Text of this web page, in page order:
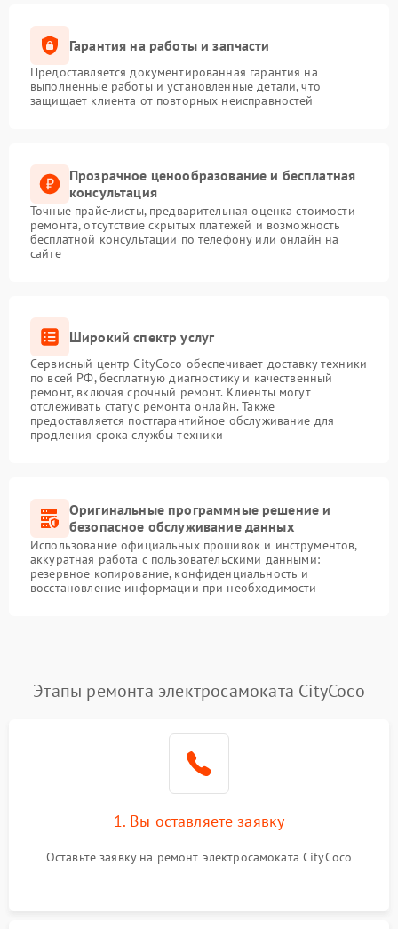
Гарантия на работы и запчасти
Предоставляется документированная гарантия на
выполненные работы и установленные детали, что
защищает клиента от повторных неисправностей
Прозрачное ценообразование и бесплатная
консультация
Точные прайс-листы, предварительная оценка стоимости
ремонта, отсутствие скрытых платежей и возможность
бесплатной консультации по телефону или онлайн на
сайте
Широкий спектр услуг
Сервисный центр CityCoco обеспечивает доставку техники
по всей РФ, бесплатную диагностику и качественный
ремонт, включая срочный ремонт. Клиенты могут
отслеживать статус ремонта онлайн. Также
предоставляется постгарантийное обслуживание для
продления срока службы техники
Оригинальные программные решение и
безопасное обслуживание данных
Использование официальных прошивок и инструментов,
аккуратная работа с пользовательскими данными:
резервное копирование, конфиденциальность и
восстановление информации при необходимости
Этапы ремонта электросамоката CityCoco
1. Вы оставляете заявку
Оставьте заявку на ремонт электросамоката CityCoco